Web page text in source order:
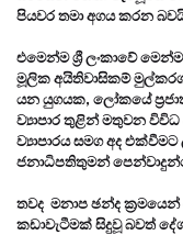
පියවර තමා අගය කරන
එමෙන්ම ශ්‍රී ලංකාවේ
මූලික අයිතිවාසිකම්
යන යුගයක, ලෝකයේ
ව්‍යාපාර තුළින් මතුවන
ව්‍යාපාරය සමග අද
ජනාධිපතිතුමන්
තවද මනාප ඡන්ද
කඩාවැටීමක් සිදුවූ බවත්